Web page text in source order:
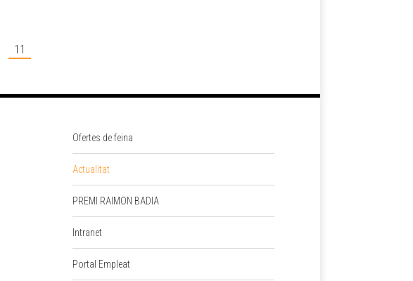
11
Ofertes de feina
Actualitat
PREMI RAIMON BADIA
Intranet
Portal Empleat